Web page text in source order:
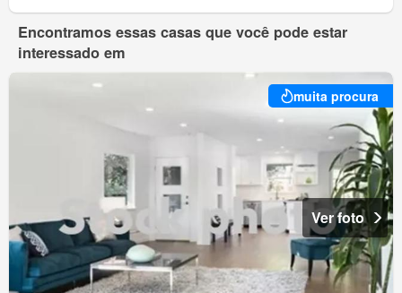
Encontramos essas casas que você pode estar
interessado em
muita procura
Ver foto